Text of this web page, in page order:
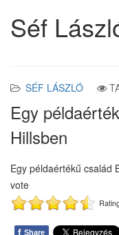
Séf
SÉF LÁSZLÓ
Egy
Hillsben
Egy példaértékű család
vote
f Share